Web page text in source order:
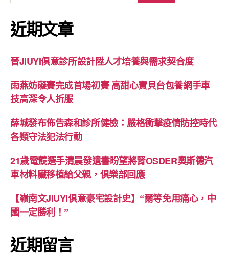
近期文章
晉JIUYI俱意診所設計陞人才培養與需求契合度
雨燕妨礙賽完成首場初賽 高甜心寶貝台包養網手車
技高深令人折服
薛城發布佈告森和診所健檢：嚴格衝擊疫情防控時代
各類守法犯法行動
21歲電競選手清晨發遺書盼望將腎OSDER奧斯德汽
車材料臟移植給父親，俱樂部回應
【嶺南文JIUYI俱意豪宅設計史】“爾等免用痛心，中
國一定勝利！”
近期留言